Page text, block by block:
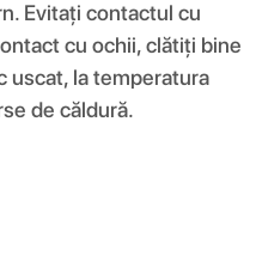
Evitați contactul cu
cu ochii, clătiți bine
uscat, la temperatura
de căldură.